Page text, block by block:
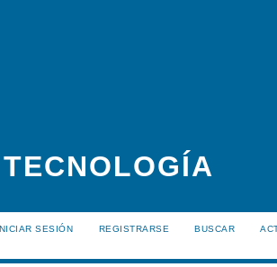
SESIÓN REGISTRARSE BUSCAR